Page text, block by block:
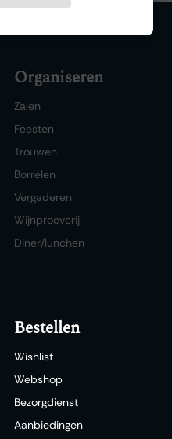
Organiseren
Zalen
Feesten
Trouwen
Borrelen
Vergaderen
Wijnproeverij
Diner/lunchen
Bestellen
Wishlist
Webshop
Bezorgdienst
Aanbiedingen